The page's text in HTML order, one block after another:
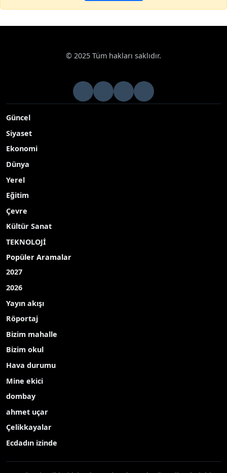
© 2025 Tüm hakları saklıdır.
Güncel
Siyaset
Ekonomi
Dünya
Yerel
Eğitim
Çevre
Kültür Sanat
TEKNOLOJİ
Popüler Aramalar
2027
2026
Yayın akışı
Röportaj
Bizim mahalle
Bizim okul
Hava durumu
Mine ekici
dombay
ahmet uçar
Çelikkayalar
Ecdadın izinde